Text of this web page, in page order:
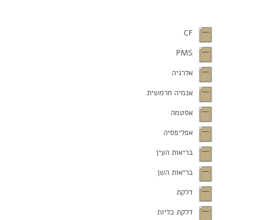
CF
PMS
אלרגיה
אנמיה חרמשית
אסטמה
אפליפסיה
בריאות העין
בריאות השן
דלקת
דלקת כליות